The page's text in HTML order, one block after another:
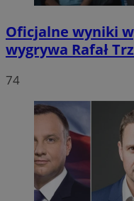
Oficjalne wyniki
wygrywa Rafał
74